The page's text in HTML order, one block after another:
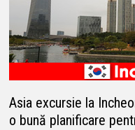
Asia excursie la
o bună planificare